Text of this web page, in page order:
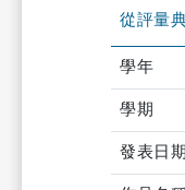
從評量
學年
學期
發表日期